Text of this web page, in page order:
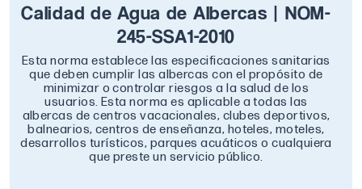
Calidad de Agua de Albercas | NOM-
245-SSA1-2010
Esta norma establece las especificaciones sanitarias
que deben cumplir las albercas con el propósito de
minimizar o controlar riesgos a la salud de los
usuarios. Esta norma es aplicable a todas las
albercas de centros vacacionales, clubes deportivos,
balnearios, centros de enseñanza, hoteles, moteles,
desarrollos turísticos, parques acuáticos o cualquiera
que preste un servicio público.